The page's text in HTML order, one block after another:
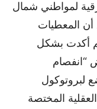
لمواطني شمال
أن المعطيات
أكدت بشكل
“انفصام
لبروتوكول
المختصة